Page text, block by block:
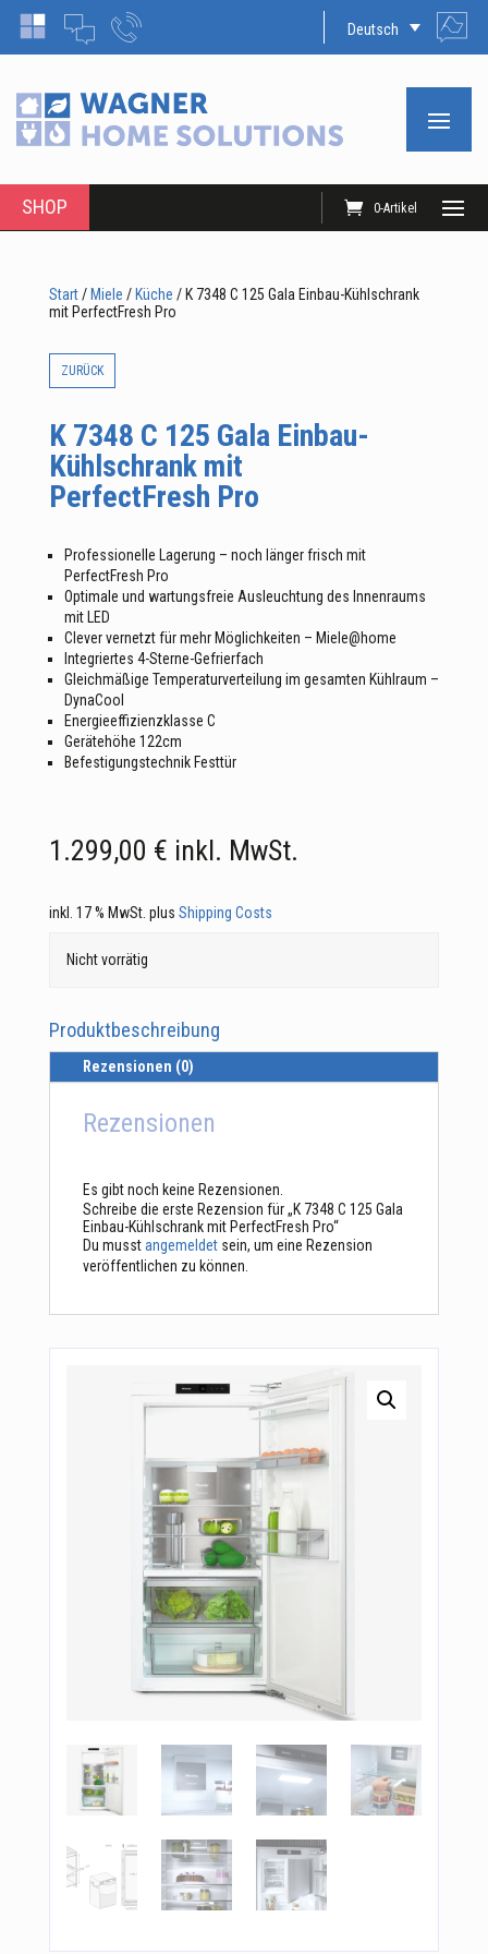
Deutsch
SHOP 0-Artikel
Start/ Miele / Küche / K 7348 C 125 Gala Einbau-Kühlschrank
mit PerfectFresh Pro
ZURÜCK
K 7348 C 125 Gala Einbau-
Kühlschrank mit
PerfectFresh Pro
Professionelle Lagerung – noch länger frisch mit
PerfectFresh Pro
Optimale und wartungsfreie Ausleuchtung des Innenraums
mit LED
Clever vernetzt für mehr Möglichkeiten – Miele@home
Integriertes 4-Sterne-Gefrierfach
Gleichmäßige Temperaturverteilung im gesamten Kühlraum –
DynaCool
Energieeffizienzklasse C
Gerätehöhe 122cm
Befestigungstechnik Festtür
1.299,00 € inkl. MwSt.
inkl. 17 % MwSt. plus Shipping Costs
Nicht vorrätig
Produktbeschreibung
Rezensionen (0)
Rezensionen
Es gibt noch keine Rezensionen.
Schreibe die erste Rezension für „K 7348 C 125 Gala
Einbau-Kühlschrank mit PerfectFresh Pro“
Du musstangemeldetsein, um eine Rezension
veröffentlichen zu können.